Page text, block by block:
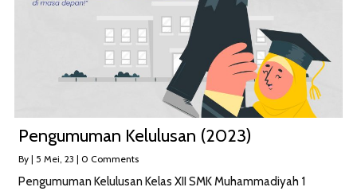
Pengumuman Kelulusan (2023)
By | 5 Mei, 23 | 0 Comments
Pengumuman Kelulusan Kelas XII SMK Muhammadiyah 1